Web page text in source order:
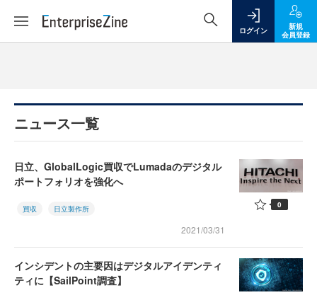
ログイン
新規
会員登録
ニュース一覧
日立、GlobalLogic買収でLumadaのデジタル
ポートフォリオを強化へ
買収 日立製作所
2021/03/31
0
インシデントの主要因はデジタルアイデンティ
ティに【SailPoint調査】